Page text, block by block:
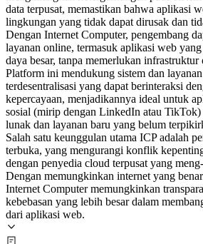
data terpusat, memastikan bahwa aplikasi
lingkungan yang tidak dapat dirusak dan
Dengan Internet Computer, pengembang
layanan online, termasuk aplikasi web
daya besar, tanpa memerlukan
Platform ini mendukung sistem dan
terdesentralisasi yang dapat berinteraksi
kepercayaan, menjadikannya ideal untuk
sosial (mirip dengan LinkedIn atau
lunak dan layanan baru yang belum
Salah satu keunggulan utama ICP adalah
terbuka, yang mengurangi konflik
dengan penyedia cloud terpusat yang
Dengan memungkinkan internet yang
Internet Computer memungkinkan
kebebasan yang lebih besar dalam
dari aplikasi web.